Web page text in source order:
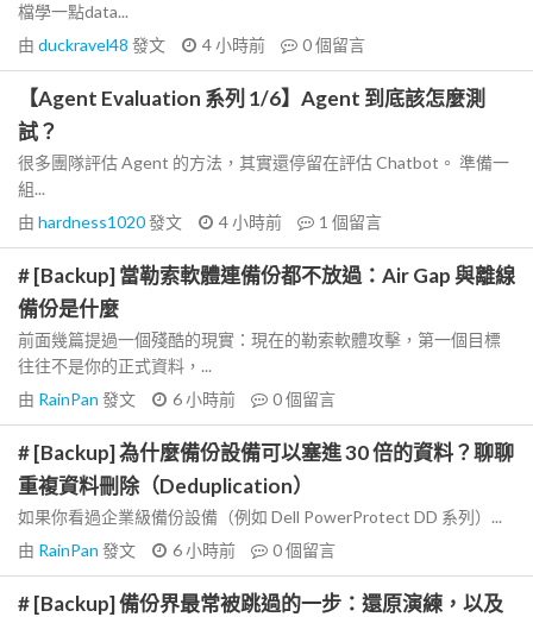
檔學一點data...
由 duckravel48 發文 4 小時前 0個留言
【Agent Evaluation 系列 1/6】Agent 到底該怎麼測
試？
很多團隊評估 Agent 的方法，其實還停留在評估 Chatbot。 準備一
組...
由 hardness1020發文 4 小時前 1 個留言
# [Backup] 當勒索軟體連備份都不放過：Air Gap 與離線
備份是什麼
前面幾篇提過一個殘酷的現實：現在的勒索軟體攻擊，第一個目標
往往不是你的正式資料，...
由 RainPan 發文 6 小時前 0個留言
# [Backup] 為什麼備份設備可以塞進 30 倍的資料？聊聊
重複資料刪除（Deduplication）
如果你看過企業級備份設備（例如 Dell PowerProtect DD 系列）...
由 RainPan 發文 6 小時前 0個留言
# [Backup] 備份界最常被跳過的一步：還原演練，以及